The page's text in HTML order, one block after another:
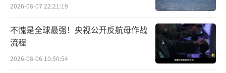
2026-08-07 22:21:19
不愧是全球最强！央视公开反航母作战
流程
2026-08-06 10:50:54